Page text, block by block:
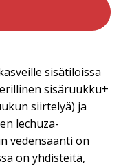
sisätiloissa
sisäruukku+
siirtelyä) ja
lechuza-
vedensaanti on
on yhdisteitä,